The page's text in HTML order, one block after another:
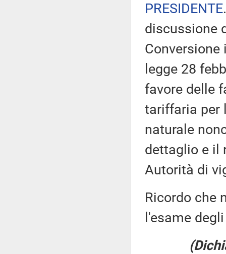
PRESIDENTE
discussione
Conversione
legge 28
favore delle
tariffaria per
naturale
dettaglio e il
Autorità di
Ricordo che
l'esame